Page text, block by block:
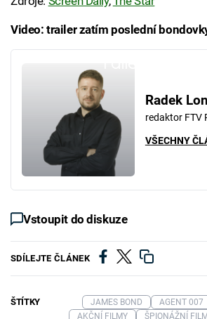
Video: trailer zatím poslední
Radek
redaktor FTV
VŠECHNY
Vstoupit do diskuze
SDÍLEJTE ČLÁNEK
ŠTÍTKY JAMES BOND AGENT 007
AKČNÍ FILMY
ŠPIONÁŽNÍ